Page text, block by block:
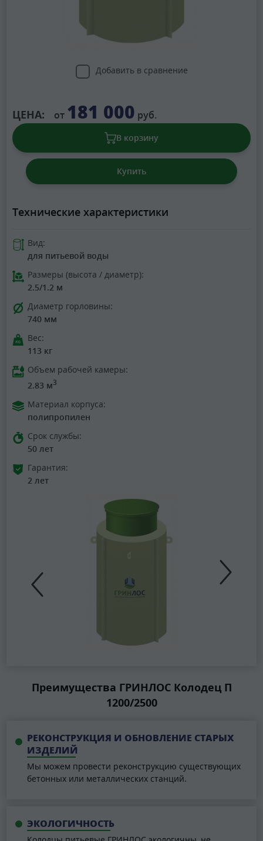
Добавить в сравнение
ЦЕНА: от 181 000 руб.
В корзину
Купить
Технические характеристики
Вид:
для питьевой воды
Размеры (высота / диаметр):
2.5/1.2 м
Диаметр горловины:
740 мм
Вес:
113 кг
Объем рабочей камеры:
2.83 м3
Материал корпуса:
полипропилен
Срок службы:
50 лет
Гарантия:
2 лет
Преимущества ГРИНЛОС Колодец П
1200/2500
РЕКОНСТРУКЦИЯ И ОБНОВЛЕНИЕ СТАРЫХ
ИЗДЕЛИЙ
Мы можем провести реконструкцию существующих
бетонных или металлических станций.
ЭКОЛОГИЧНОСТЬ